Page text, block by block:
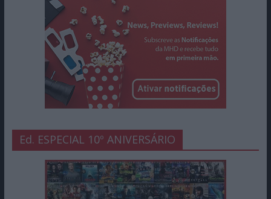
Ed. ESPECIAL 10º ANIVERSÁRIO